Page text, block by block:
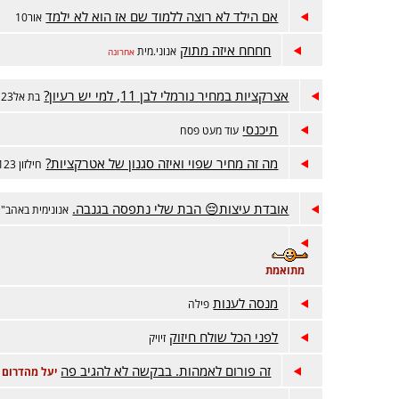
אם הילד לא רוצה ללמוד שם אז הוא לא ילמד אור10
חחחח איזה מתוק אנוני.מית אחרונה
אצרקציות במחיר נורמלי לבן 11, למי יש רעיון? בת אל123
תיכנסי עוד מעט פסח
מה זה מחיר שפוי ואיזה סגנון של אטרקציות? חילזון 123
אובדת עיצות😔 הבת שלי נתפסה בגנבה. אנונימית
מתואמת
מנסה לענות פילה
לפני הכל שולח חיזוק זיויק
זה פורום לאמהות. בבקשה לא להגיב פה יעל מהדרום